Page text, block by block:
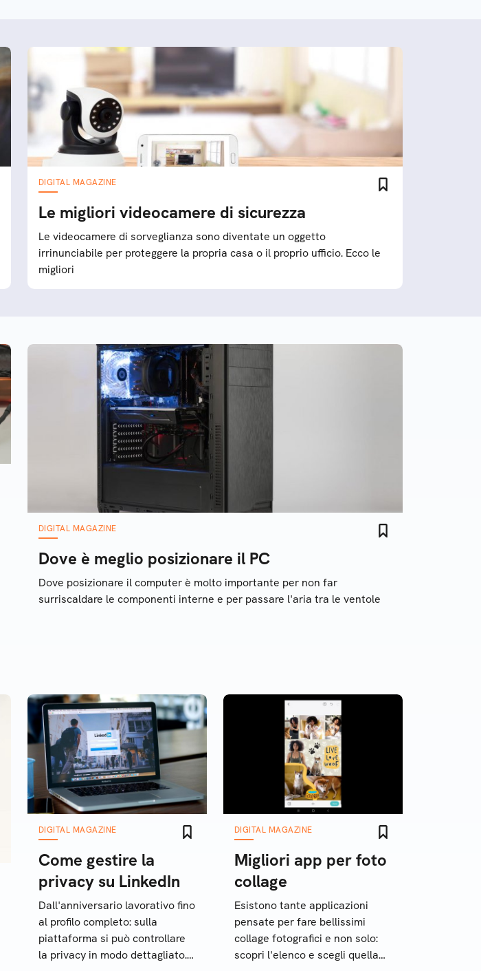
DIGITAL MAGAZINE
Le migliori videocamere di sicurezza
Le videocamere di sorveglianza sono diventate un oggetto
irrinunciabile per proteggere la propria casa o il proprio ufficio. Ecco le
migliori
DIGITAL MAGAZINE
Dove è meglio posizionare il PC
Dove posizionare il computer è molto importante per non far
surriscaldare le componenti interne e per passare l'aria tra le ventole
DIGITAL MAGAZINE
Come gestire la
privacy su LinkedIn
Dall'anniversario lavorativo fino
al profilo completo: sulla
piattaforma si può controllare
la privacy in modo dettagliato.
DIGITAL MAGAZINE
Migliori app per foto
collage
Esistono tante applicazioni
pensate per fare bellissimi
collage fotografici e non solo:
scopri l'elenco e scegli quella